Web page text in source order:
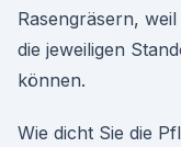
Rasengräsern,
die jeweiligen
können.
Wie dicht Sie die